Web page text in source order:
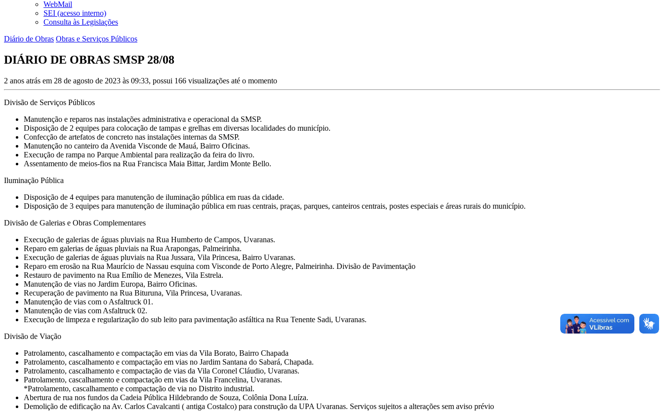
WebMail
SEI (acesso interno)
Consulta às Legislações
Diário de Obras Obras e Serviços Públicos
DIÁRIO DE OBRAS SMSP 28/08
2 anos atrás em 28 de agosto de 2023 às 09:33, possui 166 visualizações até o momento
Divisão de Serviços Públicos
Manutenção e reparos nas instalações administrativa e operacional da SMSP.
Disposição de 2 equipes para colocação de tampas e grelhas em diversas localidades do município.
Confecção de artefatos de concreto nas instalações internas da SMSP.
Manutenção no canteiro da Avenida Visconde de Mauá, Bairro Oficinas.
Execução de rampa no Parque Ambiental para realização da feira do livro.
Assentamento de meios-fios na Rua Francisca Maia Bittar, Jardim Monte Bello.
Iluminação Pública
Disposição de 4 equipes para manutenção de iluminação pública em ruas da cidade.
Disposição de 3 equipes para manutenção de iluminação pública em ruas centrais, praças, parques, canteiros centrais, postes especiais e áreas rurais do município.
Divisão de Galerias e Obras Complementares
Execução de galerias de águas pluviais na Rua Humberto de Campos, Uvaranas.
Reparo em galerias de águas pluviais na Rua Arapongas, Palmeirinha.
Execução de galerias de águas pluviais na Rua Jussara, Vila Princesa, Bairro Uvaranas.
Reparo em erosão na Rua Maurício de Nassau esquina com Visconde de Porto Alegre, Palmeirinha. Divisão de Pavimentação
Restauro de pavimento na Rua Emílio de Menezes, Vila Estrela.
Manutenção de vias no Jardim Europa, Bairro Oficinas.
Recuperação de pavimento na Rua Bituruna, Vila Princesa, Uvaranas.
Manutenção de vias com o Asfaltruck 01.
Manutenção de vias com Asfaltruck 02.
Execução de limpeza e regularização do sub leito para pavimentação asfáltica na Rua Tenente Sadi, Uvaranas.
Divisão de Viação
Patrolamento, cascalhamento e compactação em vias da Vila Borato, Bairro Chapada
Patrolamento, cascalhamento e compactação em vias no Jardim Santana do Sabará, Chapada.
Patrolamento, cascalhamento e compactação de vias da Vila Coronel Cláudio, Uvaranas.
Patrolamento, cascalhamento e compactação em vias da Vila Francelina, Uvaranas.
*Patrolamento, cascalhamento e compactação de via no Distrito industrial.
Abertura de rua nos fundos da Cadeia Pública Hildebrando de Souza, Colônia Dona Luíza.
Demolição de edificação na Av. Carlos Cavalcanti ( antiga Costalco) para construção da UPA Uvaranas. Serviços sujeitos a alterações sem aviso prévio